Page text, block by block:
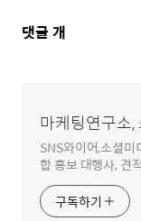
댓
댓글 개
마케팅연구소,
SNS와이어,소셜미
합 홍보 대행사, 견
구독하기